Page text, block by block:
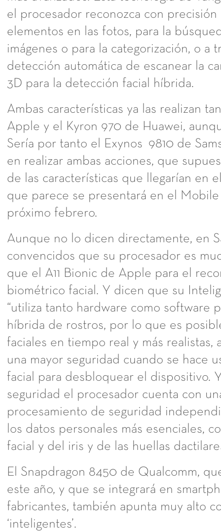
el procesador reconozca con precisión
elementos en las fotos, para la
imágenes o para la categorización, o a
detección automática de escanear la
3D para la detección facial híbrida.
Ambas características ya las realizan
Apple y el Kyron 970 de Huawei,
Sería por tanto el Exynos 9810 de
en realizar ambas acciones, que
de las características que llegarían en
que parece se presentará en el
próximo febrero.
Aunque no lo dicen directamente, en
convencidos que su procesador es
que el A11 Bionic de Apple para el
biométrico facial. Y dicen que su
“utiliza tanto hardware como software
híbrida de rostros, por lo que es
faciales en tiempo real y más realistas,
una mayor seguridad cuando se hace
facial para desbloquear el dispositivo.
seguridad el procesador cuenta con
procesamiento de seguridad
los datos personales más esenciales,
facial y del iris y de las huellas
El Snapdragon 8450 de Qualcomm,
este año, y que se integrará en
fabricantes, también apunta muy alto
‘inteligentes’.